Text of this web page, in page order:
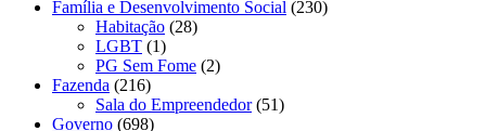
Família e Desenvolvimento Social (230)
Habitação (28)
LGBT (1)
PG Sem Fome (2)
Fazenda (216)
Sala do Empreendedor(51)
Governo (698)